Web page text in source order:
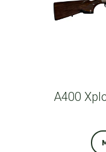
A400